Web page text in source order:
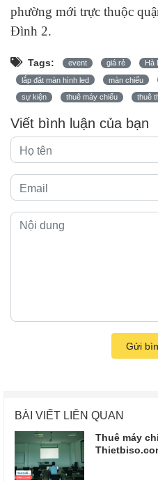
phường mới trực thuộc
Đình 2.
Tags: event giá rẻ Hà
lắp đặt màn hình led màn chiếu
sự kiện thuê máy chiếu thuê
Viết bình luận của bạn
Gửi
BÀI VIẾT LIÊN QUAN
Thuê máy